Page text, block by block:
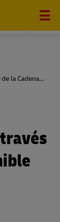
Éxito Empresarial a través de la Gestión Sostenible de la Cadena de Suministro